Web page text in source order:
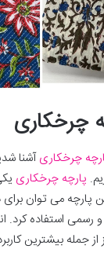
چرخکاری
چرخکاریآشنا
پارچه چرخکاری
پارچه می توان
رسمی استفاده کرد.
جمله بیشترین